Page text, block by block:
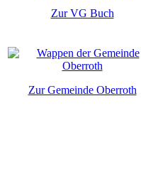
Zur VG Buch
Zur Gemeinde Oberroth